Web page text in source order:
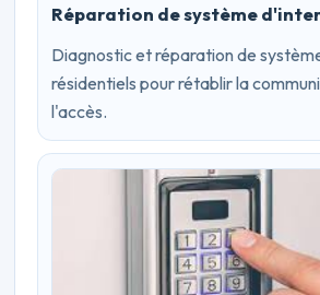
Réparation de système
Diagnostic et réparation de
résidentiels pour rétablir la
l'accès.